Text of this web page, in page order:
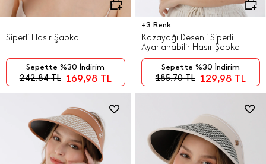
Siperli Hasır Şapka
242,84TL 169,98 TL
Sepette %30 İndirim
+3 Renk
Kazayağı Desenli Siperli
Ayarlanabilir Hasır Şapka
185,70TL 129,98 TL
Sepette %30 İndirim